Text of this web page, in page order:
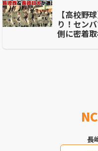
【高校野
り！セン
側に密着
長